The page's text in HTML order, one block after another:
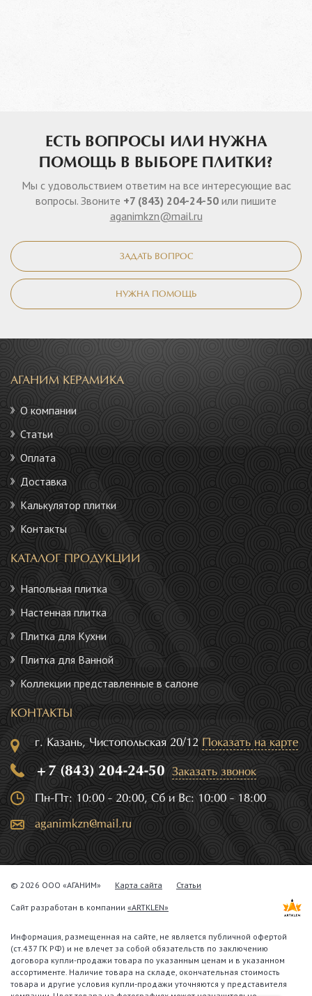
ЕСТЬ ВОПРОСЫ ИЛИ НУЖНА
ПОМОЩЬ В ВЫБОРЕ ПЛИТКИ?
Мы с удовольствием ответим на все интересующие вас
вопросы. Звоните +7 (843) 204-24-50 или пишите
aganimkzn@mail.ru
ЗАДАТЬ ВОПРОС
НУЖНА ПОМОЩЬ
АГАНИМ КЕРАМИКА
О компании
Статьи
Оплата
Доставка
Калькулятор плитки
Контакты
КАТАЛОГ ПРОДУКЦИИ
Напольная плитка
Настенная плитка
Плитка для Кухни
Плитка для Ванной
Коллекции представленные в салоне
КОНТАКТЫ
г. Казань, Чистопольская 20/12 Показать на карте
+7 (843) 204-24-50 Заказать звонок
Пн-Пт: 10:00 - 20:00, Сб и Вс: 10:00 - 18:00
aganimkzn@mail.ru
© 2026 ООО «АГАНИМ» Карта сайта Статьи
Сайт разработан в компании «ARTKLEN»
Информация, размещенная на сайте, не является публичной офертой
(ст.437 ГК РФ) и не влечет за собой обязательств по заключению
договора купли-продажи товара по указанным ценам и в указанном
ассортименте. Наличие товара на складе, окончательная стоимость
товара и другие условия купли-продажи уточняются у представителя